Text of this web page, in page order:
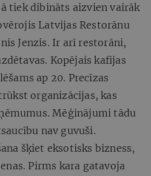
tiek dibināts aizvien vairāk
Latvijas Restorānu
Jenzis. Ir arī restorāni,
Kopējais kafijas
ap 20. Precīzas
organizācijas, kas
Mēģinājumi tādu
nav guvuši.
šķiet eksotisks bizness,
Pirms kara gatavoja